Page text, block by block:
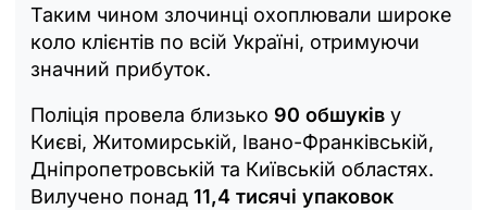
Таким чином злочинці охоплювали широке
коло клієнтів по всій Україні, отримуючи
значний прибуток.
Поліція провела близько 90 обшуків у
Києві, Житомирській, Івано-Франківській,
Дніпропетровській та Київській областях.
Вилучено понад 11,4 тисячі упаковок